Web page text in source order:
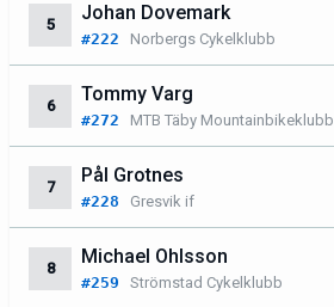
5
Johan Dovemark
#222 Norbergs Cykelklubb
6
Tommy Varg
#272 MTB Täby Mountainbikeklubb
7
Pål Grotnes
#228 Gresvik if
8
Michael Ohlsson
#259 Strömstad Cykelklubb